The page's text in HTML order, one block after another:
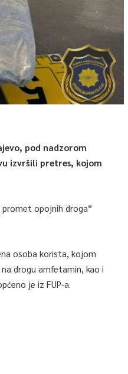
pod nadzorom
izvršili pretres, kojom
opojnih droga“
osoba korista, kojom
drogu amfetamin, kao i
je iz FUP-a.